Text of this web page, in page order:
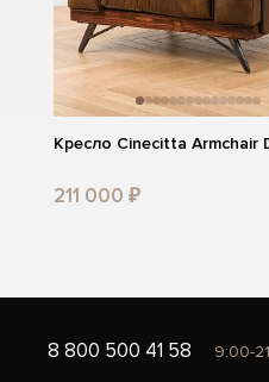
Кресло Cinecitta Armchair
211 000 ₽
8 800 500 41 58 9:00-